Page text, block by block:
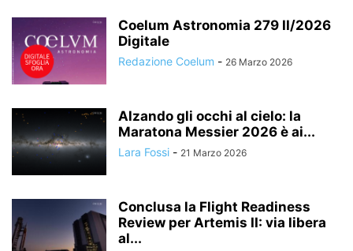
Coelum Astronomia 279 II/2026
Digitale
Redazione Coelum - 26 Marzo 2026
Alzando gli occhi al cielo: la
Maratona Messier 2026 è ai...
Lara Fossi - 21 Marzo 2026
Conclusa la Flight Readiness
Review per Artemis II: via libera
al...